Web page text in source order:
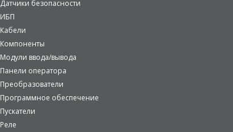
Датчики безопасности
ИБП
Кабели
Компоненты
Модули ввода/вывода
Панели оператора
Преобразователи
Программное обеспечение
Пускатели
Реле